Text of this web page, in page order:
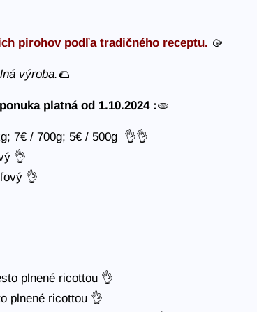
pirohov podľa tradičného receptu. 🥠
výroba.🌮
platná od 1.10.2024 :🫓
7€ / 700g; 5€ / 500g 👌👌
👌
👌
plnené ricottou 👌
plnené ricottou 👌